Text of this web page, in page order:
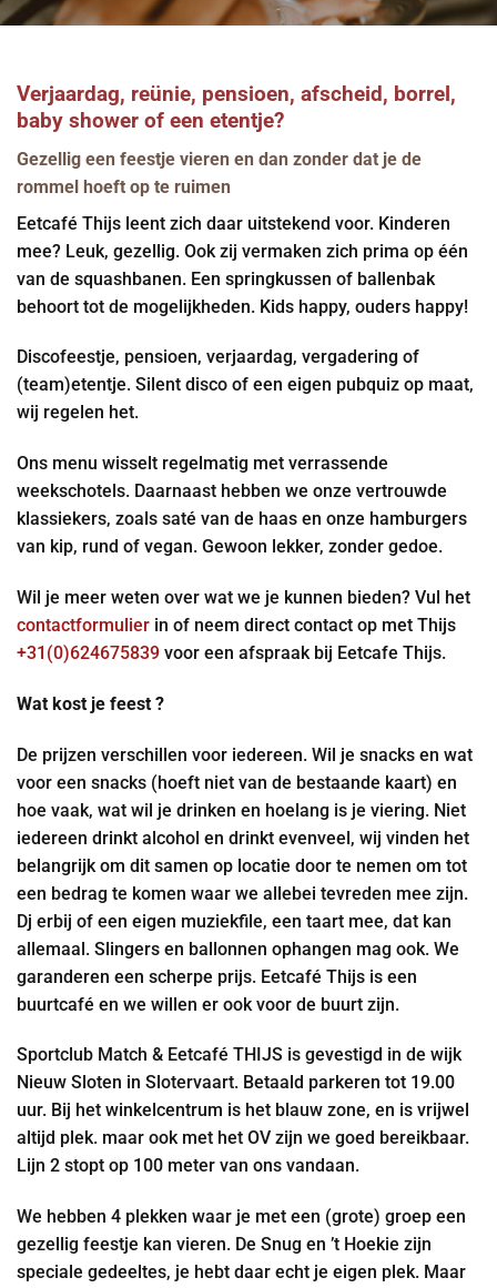
Verjaardag, reünie, pensioen, afscheid, borrel,
baby shower of een etentje?
Gezellig een feestje vieren en dan zonder dat je de
rommel hoeft op te ruimen
Eetcafé Thijs leent zich daar uitstekend voor. Kinderen
mee? Leuk, gezellig. Ook zij vermaken zich prima op één
van de squashbanen. Een springkussen of ballenbak
behoort tot de mogelijkheden. Kids happy, ouders happy!
Discofeestje, pensioen, verjaardag, vergadering of
(team)etentje. Silent disco of een eigen pubquiz op maat,
wij regelen het.
Ons menu wisselt regelmatig met verrassende
weekschotels. Daarnaast hebben we onze vertrouwde
klassiekers, zoals saté van de haas en onze hamburgers
van kip, rund of vegan. Gewoon lekker, zonder gedoe.
Wil je meer weten over wat we je kunnen bieden? Vul het
contactformulier in of neem direct contact op met Thijs
+31(0)624675839 voor een afspraak bij Eetcafe Thijs.
Wat kost je feest ?
De prijzen verschillen voor iedereen. Wil je snacks en wat
voor een snacks (hoeft niet van de bestaande kaart) en
hoe vaak, wat wil je drinken en hoelang is je viering. Niet
iedereen drinkt alcohol en drinkt evenveel, wij vinden het
belangrijk om dit samen op locatie door te nemen om tot
een bedrag te komen waar we allebei tevreden mee zijn.
Dj erbij of een eigen muziekfile, een taart mee, dat kan
allemaal. Slingers en ballonnen ophangen mag ook. We
garanderen een scherpe prijs. Eetcafé Thijs is een
buurtcafé en we willen er ook voor de buurt zijn.
Sportclub Match & Eetcafé THIJS is gevestigd in de wijk
Nieuw Sloten in Slotervaart. Betaald parkeren tot 19.00
uur. Bij het winkelcentrum is het blauw zone, en is vrijwel
altijd plek. maar ook met het OV zijn we goed bereikbaar.
Lijn 2 stopt op 100 meter van ons vandaan.
We hebben 4 plekken waar je met een (grote) groep een
gezellig feestje kan vieren. De Snug en ’t Hoekie zijn
speciale gedeeltes, je hebt daar echt je eigen plek. Maar